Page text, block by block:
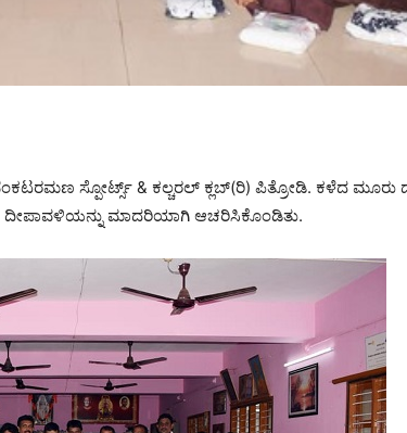
ಸ್ಪೋರ್ಟ್ಸ್ & ಕಲ್ಚರಲ್ ಕ್ಲಬ್(ರಿ) ಪಿತ್ರೋಡಿ. ಕಳೆದ
ದೀಪಾವಳಿಯನ್ನು ಮಾದರಿಯಾಗಿ ಆಚರಿಸಿಕೊಂಡಿತು.